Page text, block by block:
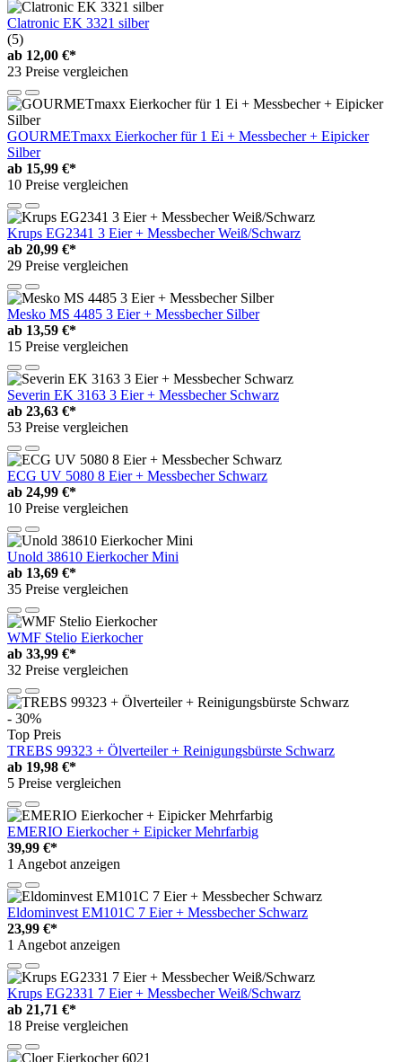
Clatronic EK 3321 silber
(5)
ab 12,00 €*
23 Preise vergleichen
GOURMETmaxx Eierkocher für 1 Ei + Messbecher + Eipicker
Silber
ab 15,99 €*
10 Preise vergleichen
Krups EG2341 3 Eier + Messbecher Weiß/Schwarz
ab 20,99 €*
29 Preise vergleichen
Mesko MS 4485 3 Eier + Messbecher Silber
ab 13,59 €*
15 Preise vergleichen
Severin EK 3163 3 Eier + Messbecher Schwarz
ab 23,63 €*
53 Preise vergleichen
ECG UV 5080 8 Eier + Messbecher Schwarz
ab 24,99 €*
10 Preise vergleichen
Unold 38610 Eierkocher Mini
ab 13,69 €*
35 Preise vergleichen
WMF Stelio Eierkocher
ab 33,99 €*
32 Preise vergleichen
- 30%
Top Preis
TREBS 99323 + Ölverteiler + Reinigungsbürste Schwarz
ab 19,98 €*
5 Preise vergleichen
EMERIO Eierkocher + Eipicker Mehrfarbig
39,99 €*
1 Angebot anzeigen
Eldominvest EM101C 7 Eier + Messbecher Schwarz
23,99 €*
1 Angebot anzeigen
Krups EG2331 7 Eier + Messbecher Weiß/Schwarz
ab 21,71 €*
18 Preise vergleichen